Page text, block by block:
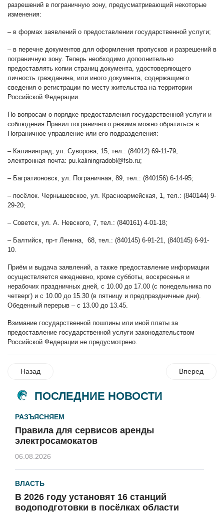
разрешений в пограничную зону, предусматривающий некоторые
изменения:
– в формах заявлений о предоставлении государственной услуги;
– в перечне документов для оформления пропусков и разрешений в
пограничную зону. Теперь необходимо дополнительно
предоставлять копии страниц документа, удостоверяющего
личность гражданина, или иного документа, содержащиего
сведения о регистрации по месту жительства на территории
Российской Федерации.
По вопросам о порядке предоставления государственной услуги и
соблюдения Правил пограничного режима можно обратиться в
Пограничное управление или его подразделения:
– Калининград, ул. Суворова, 15, тел.: (84012) 69-11-79,
электронная почта: pu.kaliningradobl@fsb.ru;
– Багратионовск, ул. Пограничная, 89, тел.: (840156) 6-14-95;
– посёлок. Чернышевское, ул. Красноармейская, 1, тел.: (840144) 9-
29-20;
– Советск, ул. А. Невского, 7, тел.: (840161) 4-01-18;
– Балтийск, пр-т Ленина, 68, тел.: (840145) 6-91-21, (840145) 6-91-
10.
Приём и выдача заявлений, а также предоставление информации
осуществляется ежедневно, кроме субботы, воскресенья и
нерабочих праздничных дней, с 10.00 до 17.00 (с понедельника по
четверг) и с 10.00 до 15.30 (в пятницу и предпраздничные дни).
Обеденный перерыв – с 13.00 до 13.45.
Взимание государственной пошлины или иной платы за
предоставление государственной услуги законодательством
Российской Федерации не предусмотрено.
Назад Вперед
ПОСЛЕДНИЕ НОВОСТИ
РАЗЪЯСНЯЕМ
Правила для сервисов аренды
электросамокатов
06.08.2026
ВЛАСТЬ
В 2026 году установят 16 станций
водоподготовки в посёлках области